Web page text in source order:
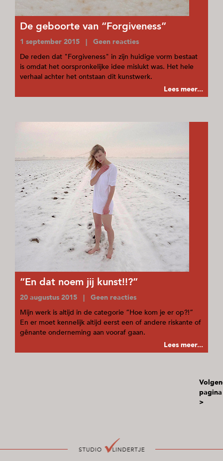
De geboorte van “Forgiveness”
1 september 2015 | Geen reacties
De reden dat "Forgiveness" in zijn huidige vorm bestaat
is omdat het oorspronkelijke idee mislukt was. Het hele
verhaal achter het ontstaan dit kunstwerk.
Lees meer...
“En dat noem jij kunst!!?”
20 augustus 2015 | Geen reacties
Mijn werk is altijd in de categorie “Hoe kom je er op?!”
En er moet kennelijk altijd eerst een of andere riskante of
gênante onderneming aan vooraf gaan.
Lees meer...
pagina
>